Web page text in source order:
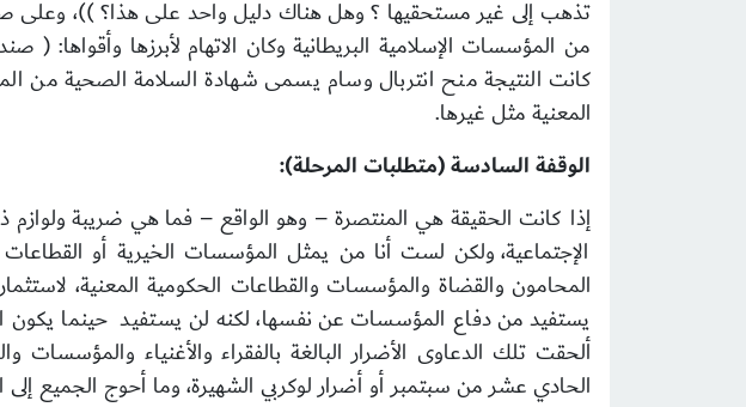
من المؤسسات الإسلامية البريطانية وكان الاتهام لأبرزها
كانت النتيجة منح انتربال وسام يسمى شهادة السلامة الصحية من
المعنية مثل غيرها.
الوقفة السادسة (متطلبات المرحلة):
إذا كانت الحقيقة هي المنتصرة – وهو الواقع – فما هي ضريبة ولوازم
الإجتماعية،ولكن لست أنا من يمثل المؤسسات الخيرية أو القطاعات
المحامون والقضاة والمؤسسات والقطاعات الحكومية المعنية،
يستفيد من دفاع المؤسسات عن نفسها، لكنه لن يستفيد حينما يكون
ألحقت تلك الدعاوى الأضرار البالغة بالفقراء والأغنياء
الحادي عشر من سبتمبر أو أضرار لوكربي الشهيرة، وما أحوج الجميع